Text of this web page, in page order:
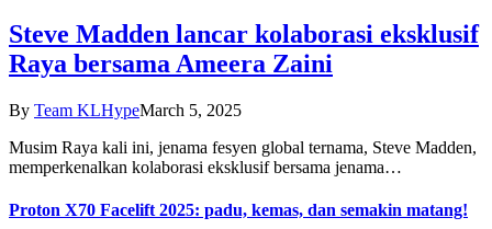
Steve Madden lancar kolaborasi eksklusif
Raya bersama Ameera Zaini
By Team KLHypeMarch 5, 2025
Musim Raya kali ini, jenama fesyen global ternama, Steve Madden,
memperkenalkan kolaborasi eksklusif bersama jenama…
Proton X70 Facelift 2025: padu, kemas, dan semakin matang!